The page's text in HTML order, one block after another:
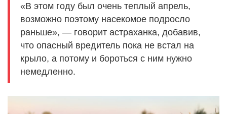
«В этом году был очень теплый апрель,
возможно поэтому насекомое подросло
раньше», — говорит астраханка, добавив,
что опасный вредитель пока не встал на
крыло, а потому и бороться с ним нужно
немедленно.